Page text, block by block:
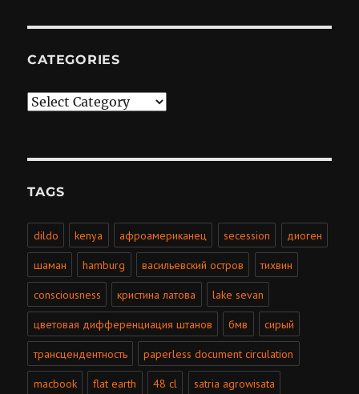
CATEGORIES
Categories
TAGS
dildo kenya афроамериканец secession диоген
шаман hamburg васильевский остров тихвин
consciousness кристина латова lake sevan
цветовая дифференциация штанов бмв сирый
трансцендентность paperless document circulation
macbook flat earth 48 cl satria agrowisata